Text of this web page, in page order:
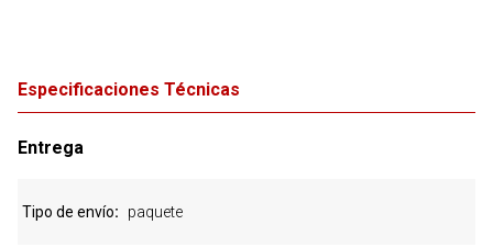
Especificaciones Técnicas
Entrega
Tipo de envío paquete